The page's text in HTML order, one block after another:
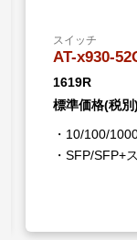
へ反映するこ
また、管理下
プ受信も可能
促進します。
【SNMPトラ
ダウン）・
更/トポロジー
スイッチ
AT-x930-
1619R
標準価格(税別
・10/100/
・SFP/SFP+